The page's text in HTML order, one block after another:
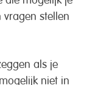
vragen stellen
als je
niet in